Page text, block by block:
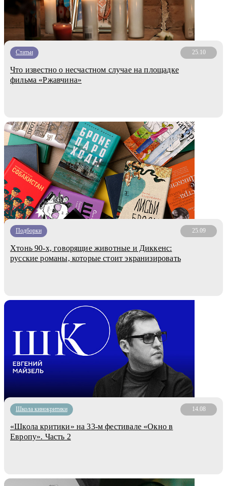
Статьи 25.10
Что известно о несчастном случае на площадке
фильма «Ржавчина»
Подборки 25.09
Хтонь 90-х, говорящие животные и Диккенс:
русские романы, которые стоит экранизировать
Школа кинокритики 14.08
«Школа критики» на 33-м фестивале «Окно в
Европу». Часть 2